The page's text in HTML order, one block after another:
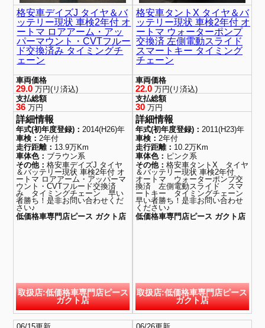
格安車デイズJ タイヤ＆バ
ッテリー現状 車検2年付 オ
ートマ ロアアーム・アッ
パーマウント・CVTフルー
ド交換済み タイミングチ
ェーン
車両価格
29.0 万円(リ済込)
支払総額
36 万円
詳細情報
年式(初年度登録)：2014(H26)年
車検：2年付
走行距離： 13.9万Km
車体色： ブラウン系
その他：格安車デイズJ タイヤ
＆バッテリー現状 車検2年付 オ
ートマ ロアアーム・アッパーマ
ウント・CVTフルード交換済
み タイミングチェーン 早い
者勝ち！是非お問い合わせくだ
さい♪
低価格車専門店ピース ガクト店
取扱店:低価格車専門店ピース
ガクト店
格安車タントX タイヤ＆バ
ッテリー現状 車検2年付 オ
ートマ ウォーターポンプ
交換済 左側電動スライド
スマートキー タイミング
チェーン
車両価格
22.0万円(リ済込)
支払総額
30万円
詳細情報
年式(初年度登録)： 2011(H23)年
車検： 2年付
走行距離： 10.2万Km
車体色： ピンク系
その他： 格安車タントX タイヤ
＆バッテリー現状 車検2年付
オートマ ウォーターポンプ交
換済 左側電動スライド スマ
ートキー タイミングチェーン
早い者勝ち！是非お問い合わせ
ください♪
低価格車専門店ピース ガクト店
取扱店:低価格車専門店ピース
ガクト店